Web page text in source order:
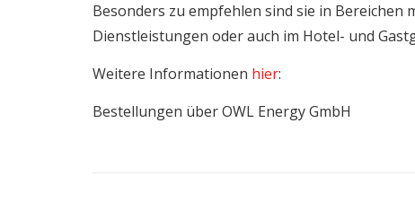
Besonders zu empfehlen sind sie in
Dienstleistungen oder auch im Hotel- und
Weitere Informationen hier:
Bestellungen über OWL Energy GmbH